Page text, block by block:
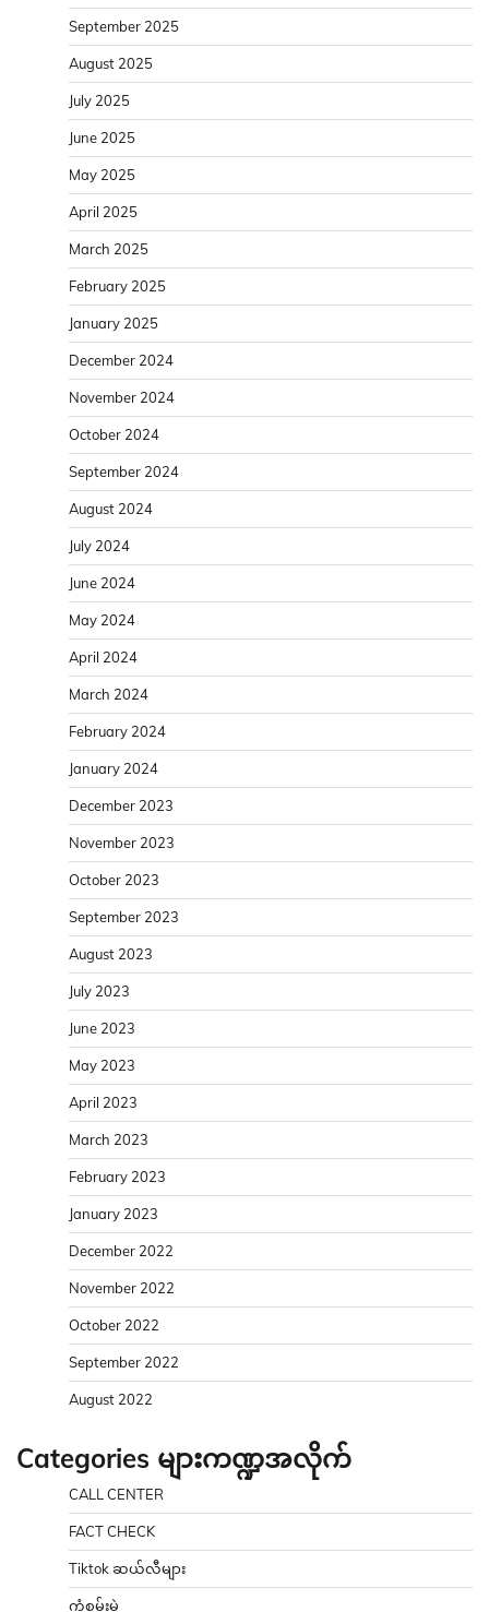
September 2025
August 2025
July 2025
June 2025
May 2025
April 2025
March 2025
February 2025
January 2025
December 2024
November 2024
October 2024
September 2024
August 2024
July 2024
June 2024
May 2024
April 2024
March 2024
February 2024
January 2024
December 2023
November 2023
October 2023
September 2023
August 2023
July 2023
June 2023
May 2023
April 2023
March 2023
February 2023
January 2023
December 2022
November 2022
October 2022
September 2022
August 2022
Categories များကဏ္ဍအလိုက်
CALL CENTER
FACT CHECK
Tiktok ဆယ်လီများ
ကံစမ်းမဲ